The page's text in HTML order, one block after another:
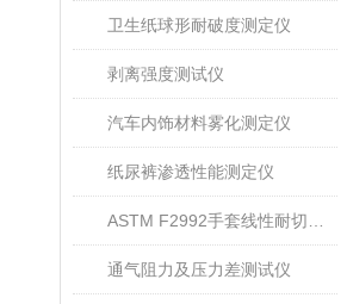
卫生纸球形耐破度测定仪
剥离强度测试仪
汽车内饰材料雾化测定仪
纸尿裤渗透性能测定仪
通气阻力及压力差测试仪